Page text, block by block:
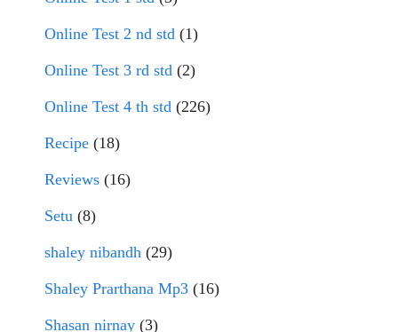
Online Test 2 nd std (1)
Online Test 3 rd std (2)
Online Test 4 th std (226)
Recipe (18)
Reviews (16)
Setu (8)
shaley nibandh (29)
Shaley Prarthana Mp3 (16)
Shasan nirnay (3)